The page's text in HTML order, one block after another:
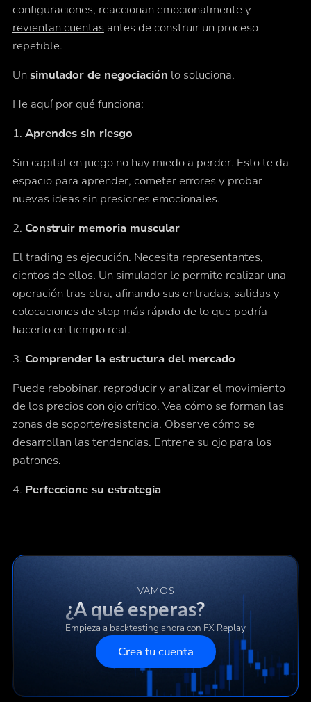
configuraciones, reaccionan emocionalmente y
revientan cuentas antes de construir un proceso
repetible.
Un simulador de negociación lo soluciona.
He aquí por qué funciona:
1. Aprendes sin riesgo
Sin capital en juego no hay miedo a perder. Esto te da
espacio para aprender, cometer errores y probar
nuevas ideas sin presiones emocionales.
2. Construir memoria muscular
El trading es ejecución. Necesita representantes,
cientos de ellos. Un simulador le permite realizar una
operación tras otra, afinando sus entradas, salidas y
colocaciones de stop más rápido de lo que podría
hacerlo en tiempo real.
3. Comprender la estructura del mercado
Puede rebobinar, reproducir y analizar el movimiento
de los precios con ojo crítico. Vea cómo se forman las
zonas de soporte/resistencia. Observe cómo se
desarrollan las tendencias. Entrene su ojo para los
patrones.
4. Perfeccione su estrategia
VAMOS
¿A qué esperas?
Empieza a backtesting ahora con FX Replay
Crea tu cuenta